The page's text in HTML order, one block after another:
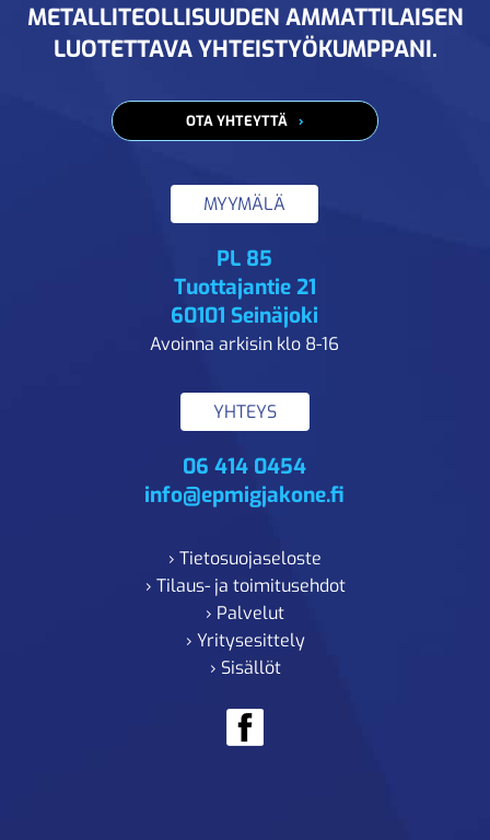
METALLITEOLLISUUDEN AMMATTILAISEN
LUOTETTAVA YHTEISTYÖKUMPPANI.
OTA YHTEYTTÄ
MYYMÄLÄ
PL 85
Tuottajantie 21
60101 Seinäjoki
Avoinna arkisin klo 8-16
YHTEYS
06 414 0454
info@epmigjakone.fi
› Tietosuojaseloste
› Tilaus- ja toimitusehdot
› Palvelut
› Yritysesittely
› Sisällöt